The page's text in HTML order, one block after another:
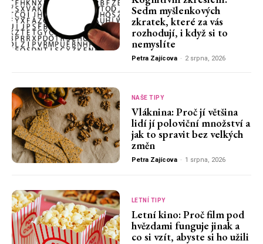
Sedm myšlenkových
zkratek, které za vás
rozhodují, i když si to
nemyslíte
Petra Zajícova - 2 srpna, 2026
NAŠE TIPY
Vláknina: Proč jí většina
lidí jí poloviční množství a
jak to spravit bez velkých
změn
Petra Zajícova - 1 srpna, 2026
LETNÍ TIPY
Letní kino: Proč film pod
hvězdami funguje jinak a
co si vzít, abyste si ho užili